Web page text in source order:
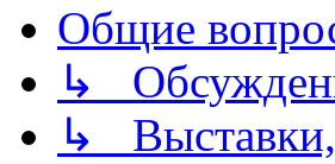
Общие
↳
↳ Выставки,